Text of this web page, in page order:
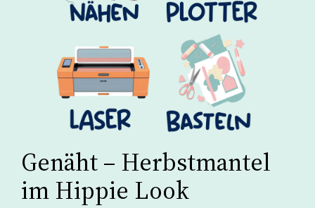
Genäht – Herbstmantel
im Hippie Look